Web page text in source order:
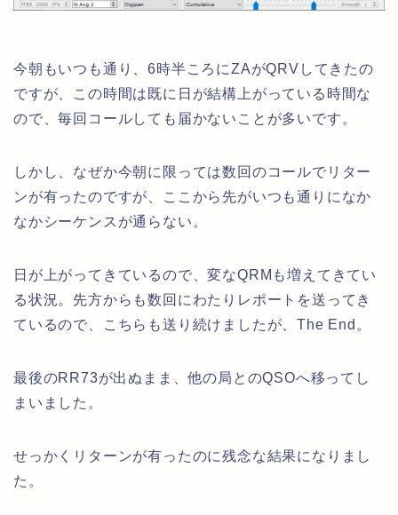
今朝もいつも通り、6時半ころにZAがQRVしてきたの
ですが、この時間は既に日が結構上がっている時間な
ので、毎回コールしても届かないことが多いです。
しかし、なぜか今朝に限っては数回のコールでリター
ンが有ったのですが、ここから先がいつも通りになか
なかシーケンスが通らない。
日が上がってきているので、変なQRMも増えてきてい
る状況。先方からも数回にわたりレポートを送ってき
ているので、こちらも送り続けましたが、The End。
最後のRR73が出ぬまま、他の局とのQSOへ移ってし
まいました。
せっかくリターンが有ったのに残念な結果になりまし
た。